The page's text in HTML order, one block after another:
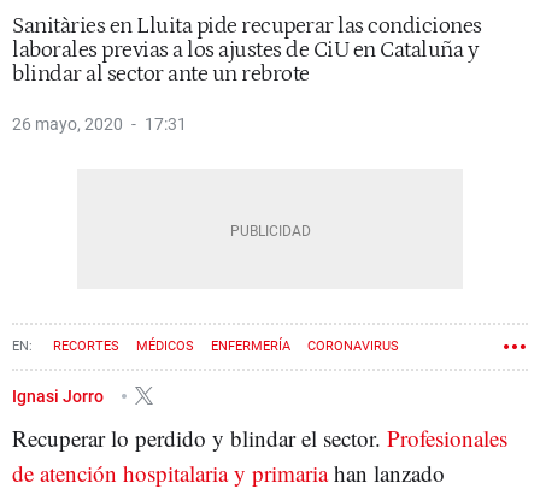
Sanitàries en Lluita pide recuperar las condiciones
laborales previas a los ajustes de CiU en Cataluña y
blindar al sector ante un rebrote
26 mayo, 2020 17:31
RECORTES MÉDICOS ENFERMERÍA CORONAVIRUS
Ignasi Jorro
Recuperar lo perdido y blindar el sector. Profesionales
de atención hospitalaria y primariahan lanzado